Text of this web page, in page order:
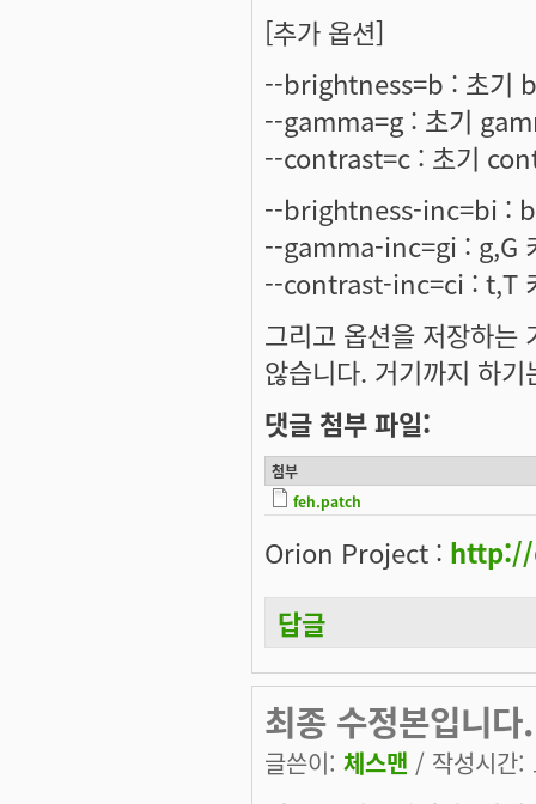
[추가 옵션]
--brightness=b : 초기
--gamma=g : 초기
--contrast=c : 초기
--brightness-inc=bi :
--gamma-inc=gi : g,G
--contrast-inc=ci : t,T
그리고 옵션을 저장하는
않습니다. 거기까지 하
댓글 첨부 파일:
첨부
feh.patch
Orion Project :
답글
최종 수정본입니다.
글쓴이: 체스맨 / 작성시간